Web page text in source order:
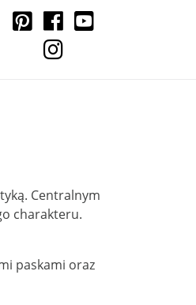
Centralnym
charakteru.
paskami oraz